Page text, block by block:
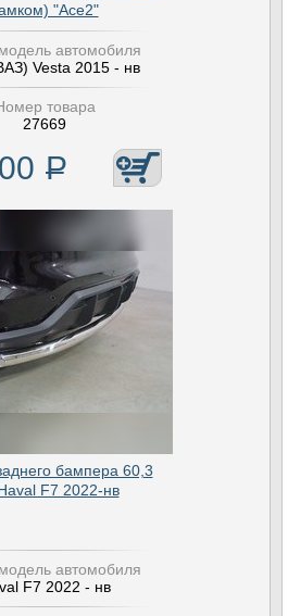
"Ace2"
автомобиля
Vesta 2015 - нв
товара
27669
Р
бампера 60,3
F7 2022-нв
автомобиля
F7 2022 - нв